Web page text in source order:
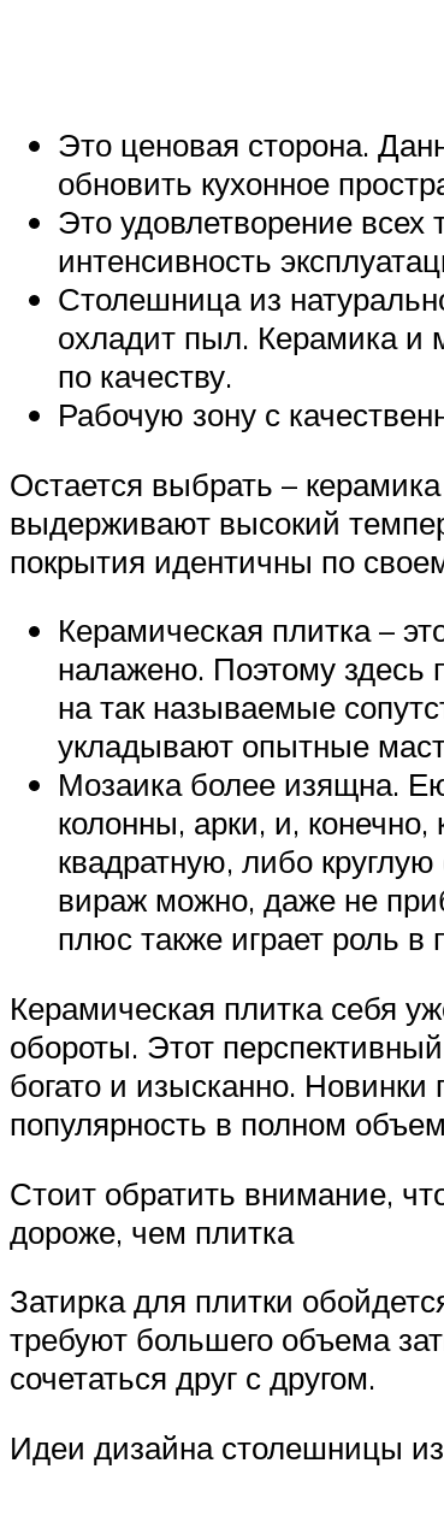
Это ценовая сторона.
обновить кухонное
Это удовлетворение
интенсивность
Столешница из
охладит пыл. Керамика и
по качеству.
Рабочую зону с
Остается выбрать –
выдерживают высокий
покрытия идентичны по
Керамическая плитка –
налажено. Поэтому здесь
на так называемые
укладывают опытные
Мозаика более изящна.
колонны, арки, и,
квадратную, либо
вираж можно, даже не
плюс также играет роль в
Керамическая плитка себя
обороты. Этот
богато и изысканно.
популярность в полном
Стоит обратить внимание,
дороже, чем плитка
Затирка для плитки
требуют большего объема
сочетаться друг с другом.
Идеи дизайна столешницы